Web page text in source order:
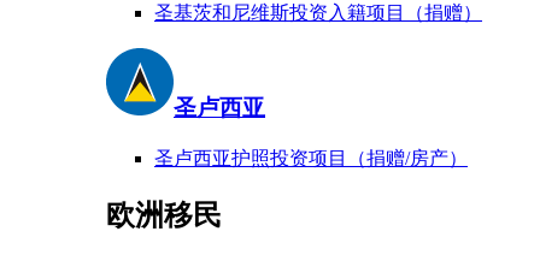
圣基茨和尼维斯投资入籍项目（捐赠）
圣卢西亚
圣卢西亚护照投资项目（捐赠/房产）
欧洲移民